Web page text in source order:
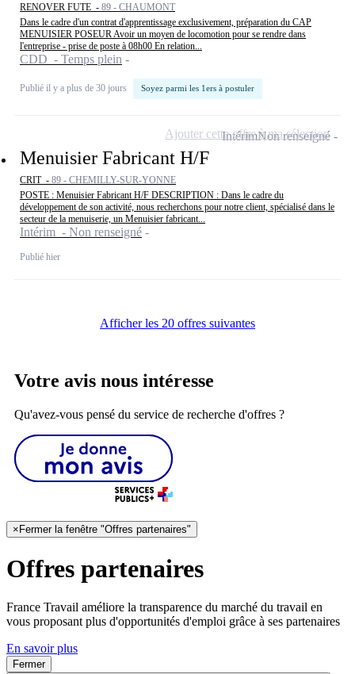
RENOVER FUTE - 89 - CHAUMONT
Dans le cadre d'un contrat d'apprentissage exclusivement, préparation du CAP
MENUISIER POSEUR Avoir un moyen de locomotion pour se rendre dans
l'entreprise - prise de poste à 08h00 En relation...
CDD - Temps plein
Publié il y a plus de 30 jours Soyez parmi les 1ers à postuler
Menuisier Fabricant H/F
CRIT - 89 - CHEMILLY-SUR-YONNE
POSTE : Menuisier Fabricant H/F DESCRIPTION : Dans le cadre du
développement de son activité, nous recherchons pour notre client, spécialisé dans le
secteur de la menuiserie, un Menuisier fabricant...
Intérim - Non renseigné
Publié hier
IntérimNon renseigné
Ajouter cette offre à ma sélection
Afficher les 20 offres suivantes
Votre avis nous intéresse
Qu'avez-vous pensé du service de recherche d'offres ?
×Fermer la fenêtre "Offres partenaires"
Offres partenaires
France Travail améliore la transparence du marché du travail en
vous proposant plus d'opportunités d'emploi grâce à ses partenaires
En savoir plus
Fermer